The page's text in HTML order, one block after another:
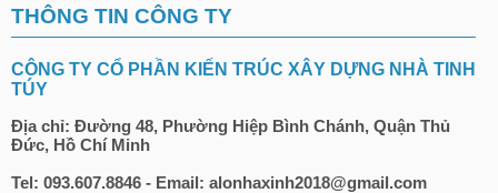
THÔNG TIN CÔNG TY
CÔNG TY CỔ PHẦN KIẾN TRÚC XÂY DỰNG NHÀ TINH
TÚY
Địa chỉ: Đường 48, Phường Hiệp Bình Chánh, Quận Thủ
Đức, Hồ Chí Minh
Tel: 093.607.8846 - Email: alonhaxinh2018@gmail.com